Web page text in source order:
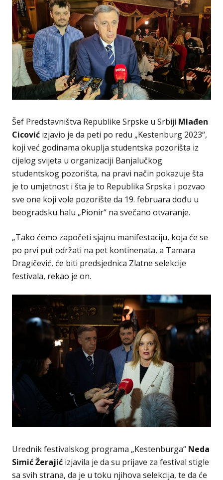
Šef Predstavništva Republike Srpske u Srbiji Mlađen
Cicović izjavio je da peti po redu „Kestenburg 2023“,
koji već godinama okuplja studentska pozorišta iz
cijelog svijeta u organizaciji Banjalučkog
studentskog pozorišta, na pravi način pokazuje šta
je to umjetnost i šta je to Republika Srpska i pozvao
sve one koji vole pozorište da 19. februara dođu u
beogradsku halu „Pionir“ na svečano otvaranje.
„Tako ćemo započeti sjajnu manifestaciju, koja će se
po prvi put održati na pet kontinenata, a Tamara
Dragičević, će biti predsjednica Zlatne selekcije
festivala, rekao je on.
Urednik festivalskog programa „Kestenburga“ Neda
Simić Žerajić izjavila je da su prijave za festival stigle
sa svih strana, da je u toku njihova selekcija, te da će